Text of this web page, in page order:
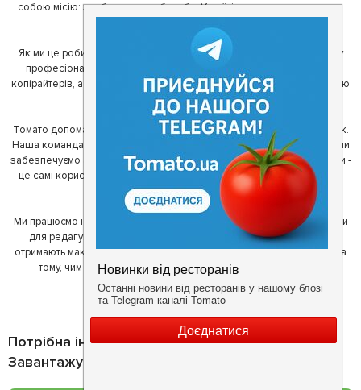
собою місію: зробити так, щоб де б в Україні ви не знаходилися, ви
Як ми це робимо? Для початку, ми зібрали приголомшливу команду
професіоналів - фахівців з дизайну, програмування, маркетингу,
копірайтерів, а за сумісництвом - любителів гарної їжі. З їх допомогою
ми створили Томато.
Томато допомагає своїм користувачам знайти цікаві місця неподалік.
Наша команда регулярно зв'язується з ресторанами - таким чином ми
забезпечуємо актуальність інформації. Друга частина нашої команди -
це самі користувачі, які діляться своїми враженнями і допомагають
один одному у виборі кращих місць.
Ми працюємо і з ресторанами. Для них ми надаємо зручні інструменти
для редагування інформації про себе - в результаті відвідувачі
отримають максимум інформації, а ресторан зможе зосередитися на
тому, чим він любить займатися більше всього - смачній їжі.
Потрібна інформація про заклад?
Завантажуйте додаток!